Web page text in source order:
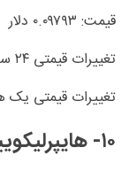
قیمت: ۰.۰۹۷۹۳ دلار
تغییرات قیمتی ۲۴ ساعت گذشته: ۰.۶۴ درصد کاهش
تغییرات قیمتی یک هفته اخیر:
۱۰- هایپرلیکویید